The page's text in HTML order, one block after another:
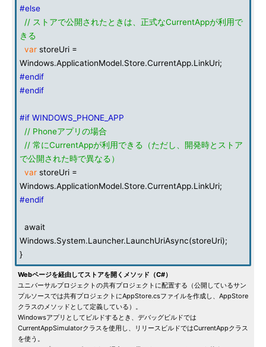
#else
// ストアで公開されたときは、正式なCurrentAppが利用で
きる
var storeUri =
Windows.ApplicationModel.Store.CurrentApp.LinkUri;
#endif
#endif
#if WINDOWS_PHONE_APP
// Phoneアプリの場合
// 常にCurrentAppが利用できる（ただし、開発時とストア
で公開された時で異なる）
var storeUri =
Windows.ApplicationModel.Store.CurrentApp.LinkUri;
#endif
await
Windows.System.Launcher.LaunchUriAsync(storeUri);
}
Webページを経由してストアを開くメソッド（C#）
ユニバーサルプロジェクトの共有プロジェクトに配置する（公開しているサン
プルソースでは共有プロジェクトにAppStore.csファイルを作成し、AppStore
クラスのメソッドとして定義している）。
Windowsアプリとしてビルドするとき、デバッグビルドでは
CurrentAppSimulatorクラスを使用し、リリースビルドではCurrentAppクラス
を使う。